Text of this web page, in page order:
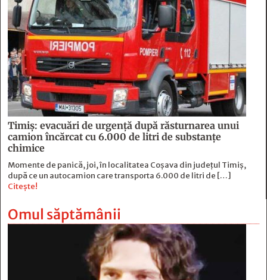
Timiș: evacuări de urgență după răsturnarea unui
camion încărcat cu 6.000 de litri de substanțe
chimice
Momente de panică, joi, în localitatea Coșava din județul Timiș,
după ce un autocamion care transporta 6.000 de litri de […]
Citește!
Omul săptămânii